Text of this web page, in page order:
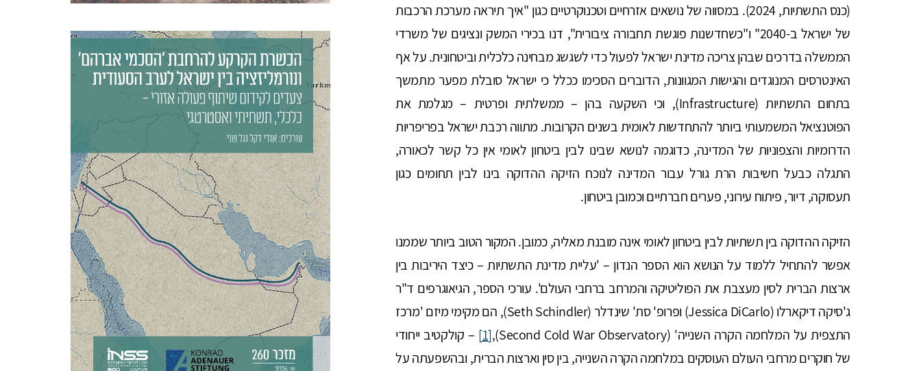
(כנס התשתיות, 2024). במסווה של נושאים אזרחיים וטכנוקרטיים כגון "איך תיראה מערכת הרכבות
של ישראל ב-2040" ו"כשחדשנות פוגשת תחבורה ציבורית", דנו בכירי המשק ונציגים של משרדי
הממשלה בדרכים שבהן צריכה מדינת ישראל לפעול כדי לשגשג מבחינה כלכלית וביטחונית. על אף
האינטרסים המנוגדים והגישות המגוונות, הדוברים הסכימו ככלל כי ישראל סובלת מפער מתמשך
בתחום התשתיות (Infrastructure), וכי השקעה בהן – ממשלתית ופרטית – מגלמת את
הפוטנציאל המשמעותי ביותר להתחדשות לאומית בשנים הקרובות. מתווה רכבת ישראל בפריפריות
הדרומיות והצפוניות של המדינה, כדוגמה לנושא שבינו לבין ביטחון לאומי אין כל קשר לכאורה,
התגלה כבעל חשיבות הרת גורל עבור המדינה לנוכח הזיקה ההדוקה בינו לבין תחומים כגון
תעסוקה, דיור, פיתוח עירוני, פערים חברתיים וכמובן ביטחון.
הזיקה ההדוקה בין תשתיות לבין ביטחון לאומי אינה מובנת מאליה, כמובן. המקור הטוב ביותר שממנו
אפשר להתחיל ללמוד על הנושא הוא הספר הנדון – 'עליית מדינת התשתיות – כיצד היריבות בין
ארצות הברית לסין מעצבת את הפוליטיקה והמרחב ברחבי העולם'. עורכי הספר, הגיאוגרפים ד"ר
ג'סיקה דיקארלו (Jessica DiCarlo) ופרופ' סת' שינדלר (Seth Schindler), הם מקימי מיזם 'מרכז
התצפית על המלחמה הקרה השנייה' (Second Cold War Observatory),
[1]
– קולקטיב ייחודי
של חוקרים מרחבי העולם העוסקים במלחמה הקרה השנייה, בין סין וארצות הברית, ובהשפעתה על